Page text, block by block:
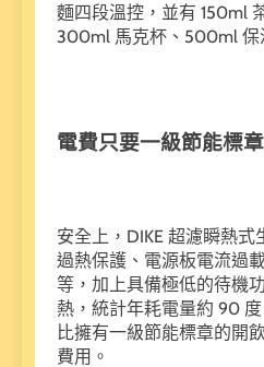
麵四段溫控，並有 150ml
300ml 馬克杯、500ml 保
電費只要一級節能標
安全上，DIKE 超濾瞬熱
過熱保護、電源板電流過
等，加上具備極低的待機
熱，統計年耗電量約 90
比擁有一級節能標章的開
費用。